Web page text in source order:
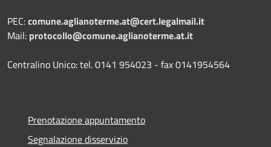
PEC:comune.aglianoterme.at@cert.legalmail.it
Mail: protocollo@comune.aglianoterme.at.it
Centralino Unico: tel. 0141 954023 - fax 0141954564
Prenotazione appuntamento
Segnalazione disservizio